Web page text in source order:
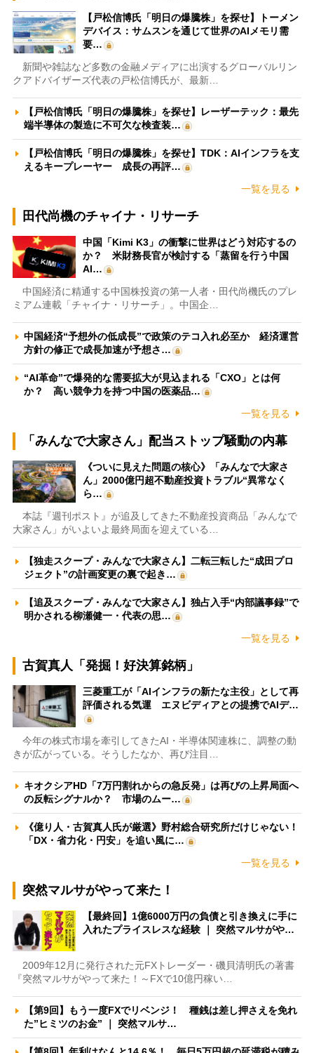
【戸松信博氏「明日の爆騰株」を探せ】トーメン
デバイス：サムスンを通じて世界のAIメモリ需
要…
新聞や雑誌など多数の金融メディアに出演するグローバルリン
クアドバイザーズ代表の戸松信博氏が、最新…
【戸松信博氏「明日の爆騰株」を探せ】レーザーテック：最先
端半導体の製造に不可欠な検査装…
【戸松信博氏「明日の爆騰株」を探せ】TDK：AIインフラを支
えるキープレーヤー 成長の再評…
一覧を見る
田代尚機のチャイナ・リサーチ
中国「Kimi K3」の衝撃に世界はどう対応するの
か？ 米財務長官が検討する「蒸留を行う中国
AI…
中国経済に精通する中国株投資の第一人者・田代尚機氏のプレ
ミアム連載「チャイナ・リサーチ」。中国企…
中国経済“予想外の低成長”で政策のテコ入れ必至か 経済運営
方針の修正で成長加速が予想さ…
“AI革命”で爆発的な需要拡大が見込まれる「CXO」とは何
か？ 高い競争力を持つ中国の医薬品…
一覧を見る
「みんなで大家さん」配当ストップ騒動の内幕
《ついに見えた問題の核心》「みんなで大家さ
ん」2000億円超不動産投資トラブル“異常なく
ら…
本誌『週刊ポスト』が追及してきた不動産投資商品「みんなで
大家さん」がいよいよ最終局面を迎えている…
【独走スクープ・みんなで大家さん】二転三転した“成田プロ
ジェクト”の計画変更の裏で起き…
【追及スクープ・みんなで大家さん】独占入手“内部議事録”で
明かされる柳瀬健一・代表の思…
一覧を見る
古賀真人「発掘！好決算銘柄」
三菱重工が「AIインフラの新たな主役」として再
評価される気運 エヌビディアとの提携でAIデ…
今年の株式市場を牽引してきたAI・半導体関連株に、調整の動
きが広がっている。そうしたなか、再び注目…
キオクシアHD「7万円割れからの急反発」は再びの上昇局面へ
の反転シグナルか？ 市場のムー…
《億り人・古賀真人氏が厳選》野村総合研究所だけじゃない！
「DX・省力化・円安」を追い風に…
一覧を見る
突然マルサがやって来た！
【最終回】1億6000万円の負債と引き換えに手に
入れたプライスレスな経験 ｜ 突然マルサがや…
2009年12月に発行された元FXトレーダー・磯貝清明氏の著書
『突然マルサがやって来た！～FXで10億円稼い…
【第9回】もう一度FXでリベンジ！ 種銭は差し押さえを免れ
た”ヒミツのお金” ｜ 突然マルサ…